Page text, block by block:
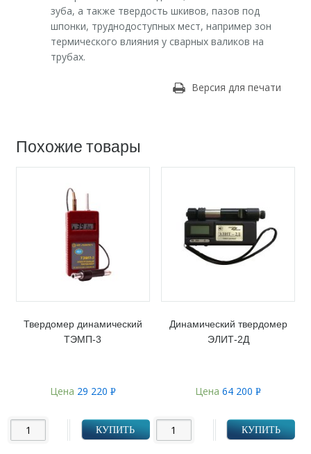
зуба, а также твердость шкивов, пазов под
шпонки, труднодоступных мест, например зон
термического влияния у сварных валиков на
трубах.
Версия для печати
Похожие товары
Твердомер динамический
ТЭМП-3
Цена 29 220 Р
КУПИТЬ
Динамический твердомер
ЭЛИТ-2Д
Цена64 200Р
КУПИТЬ